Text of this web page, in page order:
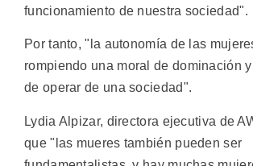
funcionamiento de nuestra sociedad".
Por tanto, "la autonomía de las
rompiendo una moral de dominación
de operar de una sociedad".
Lydia Alpizar, directora ejecutiva de
que "las mueres también pueden ser